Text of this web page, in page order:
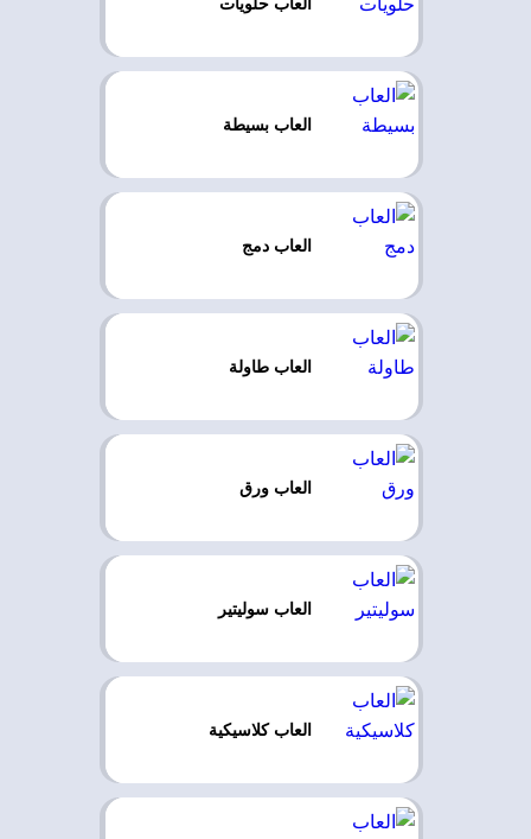
العاب بسيطة
العاب دمج
العاب طاولة
العاب ورق
العاب سوليتير
العاب كلاسيكية